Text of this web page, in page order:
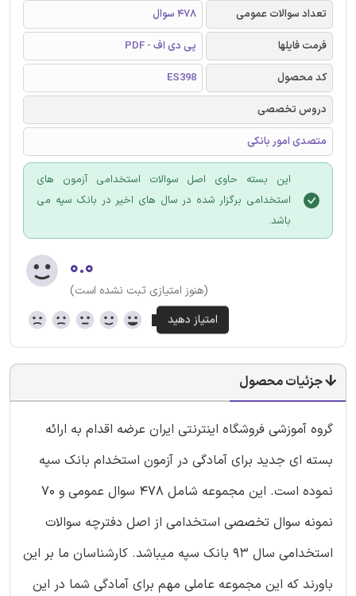
تعداد سوالات عمومی
478 سوال
فرمت فایلها
پی دی اف - PDF
کد محصول
ES398
دروس تخصصی
متصدی امور بانکی
این بسته حاوی اصل سوالات استخدامی آزمون های
استخدامی برگزار شده در سال های اخیر در بانک سپه می
باشد.
۰.۰
(هنوز امتیازی ثبت نشده است)
جزئیات محصول
گروه آموزشی فروشگاه اینترنتی ایران عرضه اقدام به ارائه
بسته ای جدید برای آمادگی در آزمون استخدام بانک سپه
نموده است. این مجموعه شامل 478 سوال عمومی و 70
نمونه سوال تخصصی استخدامی از اصل دفترچه سوالات
استخدامی سال 93 بانک سپه میباشد. کارشناسان ما بر این
باورند که این مجموعه عاملی مهم برای آمادگی شما در این